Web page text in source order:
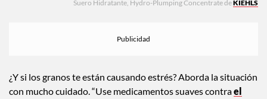
Suero Hidratante, Hydro-Plumping Concentrate deKIEHLS
¿Y si los granos te están causando estrés? Aborda la situación
con mucho cuidado. “Use medicamentos suaves contrael